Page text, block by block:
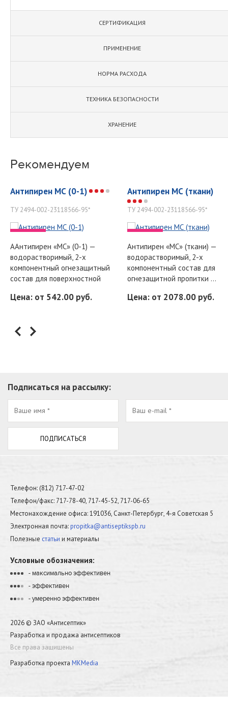
СЕРТИФИКАЦИЯ
ПРИМЕНЕНИЕ
НОРМА РАСХОДА
ТЕХНИКА БЕЗОПАСНОСТИ
ХРАНЕНИЕ
Рекомендуем
Антипирен МС (0-1)
ТУ 2494-002-23118566-95*
ААнтипирен «МС» (0-1) —
водорастворимый, 2-х
компонентный огнезащитный
состав для поверхностной
Цена: от 542.00 руб.
Антипирен МС (ткани)
ТУ 2494-002-23118566-95*
Антипирен «МС» (ткани) —
водорастворимый, 2-х
компонентный состав для
огнезащитной пропитки ...
Цена: от 2078.00 руб.
Подписаться на рассылку:
2026 © ЗАО «Антисептик»
Разработка и продажа антисептиков
Все права защищены
Разработка проекта MKMedia
Телефон: (812) 717-47-02
Телефон/факс: 717-78-40, 717-45-52, 717-06-65
Местонахождение офиса: 191036, Санкт-Петербург, 4-я Советская 5
Электронная почта:propitka@antiseptikspb.ru
Полезные статьи и материалы
Условные обозначения:
•••
- максимально эффективен
•••
- эффективен
••• - умеренно эффективен